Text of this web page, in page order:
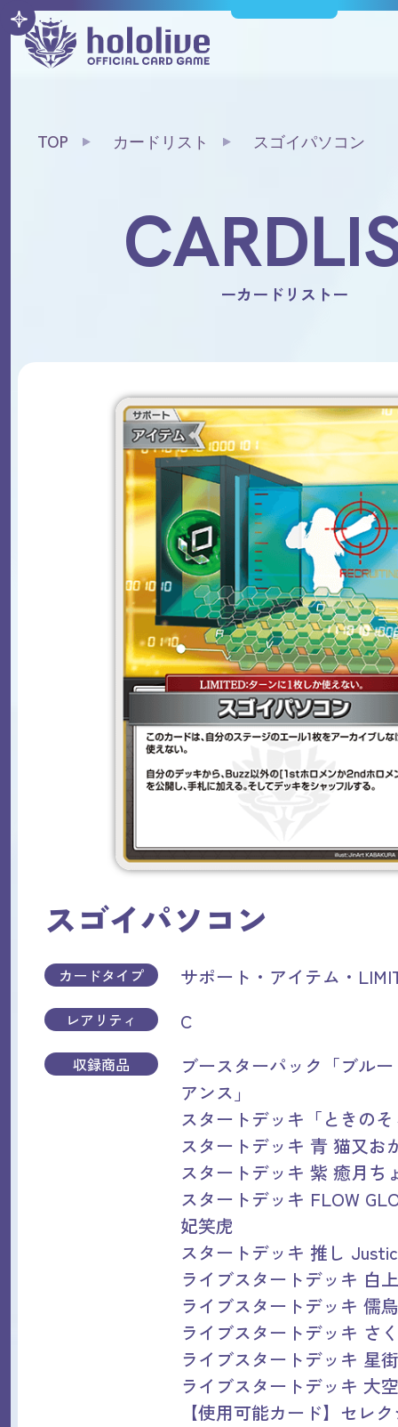
TOP カードリスト スゴイパソコン
ーカードリストー
スゴイパソコン
カードタイプ サポート・アイテム・
レアリティ C
収録商品
ブースターパック「ブル
アンス」
スタートデッキ「ときの
スタートデッキ 青 猫又お
スタートデッキ 紫 癒月ち
スタートデッキ FLOW
妃笑虎
スタートデッキ 推し
ライブスタートデッキ 白
ライブスタートデッキ 儒
ライブスタートデッキ さ
ライブスタートデッキ 星
ライブスタートデッキ 大
【使用可能カード】セレ